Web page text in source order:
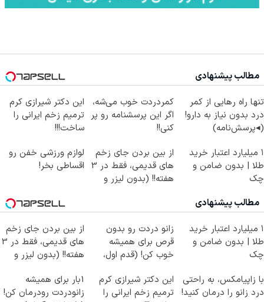
مطالب پیشنهادی
تنها راه رهایی از کمر
درد بدون نیاز به دارو!
(◂پرسش‌نامه)
کمردردت خوب می‌شه،
اگر این پرسشنامه رو پر
کنی!!
این دکتر شیرازی کرم
ترمیم زخم ایرانی را
ساخت!!!
۱ میلیارد اعتبار خرید
طلا | بدون ضامن و
چک
از بین بردن جای زخم
های قدیمی، فقط در 3
هفته!! (بدون لیزر و
لوازم ورزشی خفن رو
اقساطی بخر!
مطالب پیشنهادی
۱ میلیارد اعتبار خرید
طلا | بدون ضامن و
چک
زانو دردت رو بدون
قرص برای همیشه
خوب کن! (قدم اول،
از بین بردن جای زخم
های قدیمی، فقط در 3
هفته!! (بدون لیزر و
با زاپیامکس، به راحتی
درد زانو را درمان کنید!
این دکتر شیرازی کرم
ترمیم زخم ایرانی را
1بار برای همیشه
زانودردت رودرمان کن!